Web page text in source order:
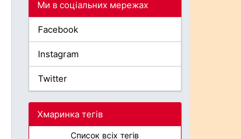
Ми в соціальних мережах
Facebook
Instagram
Twitter
Хмаринка тегів
Список всіх тегів